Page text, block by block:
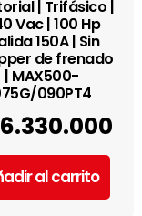
| Trifásico |
Vac | 100 Hp
150A | Sin
de frenado
| MAX500-
090PT4
al carrito